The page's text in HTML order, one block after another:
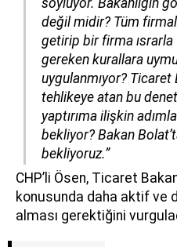
değil midir? Tüm
getirip bir firma ısrarla
gereken kurallara
uygulanmıyor? Ticaret
tehlikeye atan bu
yaptırıma ilişkin
bekliyor? Bakan
bekliyoruz.”
CHP’li Ösen, Ticaret
konusunda daha aktif ve
alması gerektiğini